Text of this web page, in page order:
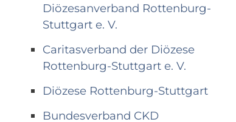
Diözesanverband Rottenburg-
Stuttgart e. V.
Caritasverband der Diözese
Rottenburg-Stuttgart e. V.
Diözese Rottenburg-Stuttgart
Bundesverband CKD